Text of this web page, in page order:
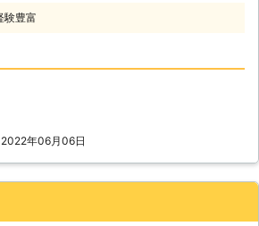
社クイックキャット」の出番です！弊
えて準備しているからこそ、お客様か
のトラブルに迅速に解決して、車を走
らせることが可能です。お客様がすぐ
にでも運転ができる状況になるように
電話をいただいたてから平均16分27
を何度も反復すると、作業内容を覚え
験豊富
2022年06月06日